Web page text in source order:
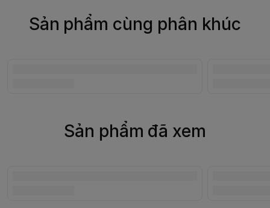
Sản phẩm cùng phân khúc
Sản phẩm đã xem